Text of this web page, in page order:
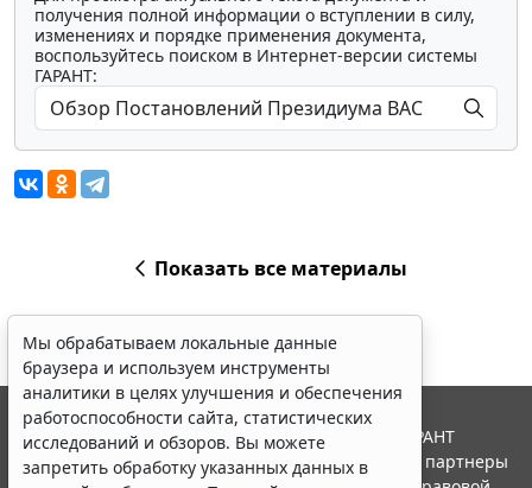
получения полной информации о вступлении в силу,
изменениях и порядке применения документа,
воспользуйтесь поиском в Интернет-версии системы
ГАРАНТ:
Показать все материалы
Мы обрабатываем локальные данные
браузера и используем инструменты
аналитики в целях улучшения и обеспечения
работоспособности сайта, статистических
исследований и обзоров. Вы можете
запретить обработку указанных данных в
© ООО "НПП "ГАРАНТ-СЕРВИС", 2026. Система ГАРАНТ
выпускается с 1990 года. Компания "Гарант" и ее партнеры